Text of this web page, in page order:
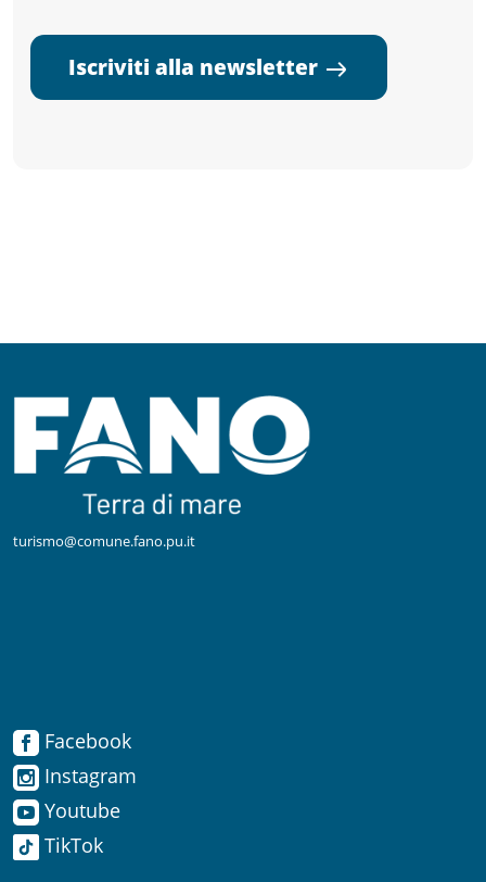
Instagram
Youtube
Iscriviti alla newsletter
turismo@comune.fano.pu.it
Facebook
Instagram
Youtube
TikTok